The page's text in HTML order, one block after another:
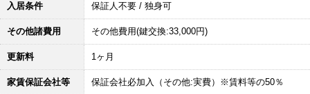
入居条件 保証人不要 / 独身可
その他諸費用 その他費用(鍵交換:33,000円)
更新料 1ヶ月
家賃保証会社等 保証会社必加入（その他:実費）※賃料等の50％